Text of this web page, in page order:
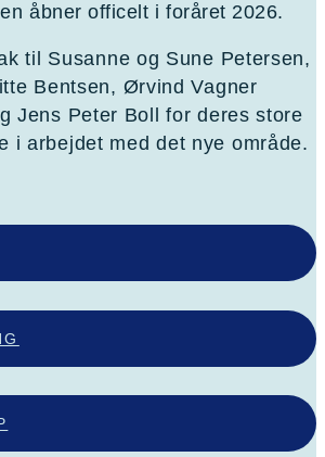
åbner officelt i foråret 2026.
til Susanne og Sune Petersen,
Bentsen, Ørvind Vagner
Jens Peter Boll for deres store
i arbejdet med det nye område.